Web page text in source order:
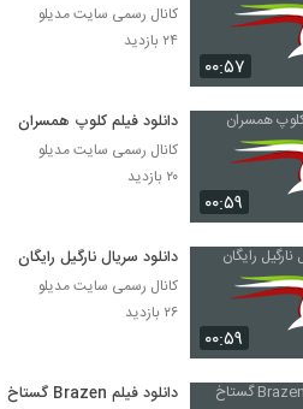
۰۰:۵۷
کانال رسمی سایت مدیلو
۲۴ بازدید
۰۰:۵۹
دانلود فیلم کلوپ همسران
کانال رسمی سایت مدیلو
۲۰ بازدید
۰۰:۵۹
دانلود سریال نارگیل رایگان
کانال رسمی سایت مدیلو
۲۶ بازدید
دانلود فیلم Brazen گستاخ